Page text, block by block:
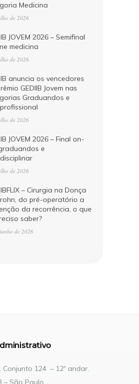
Medicina
de 2026
JOVEM 2026 – Semifinal
medicina
de 2026
anuncia os vencedores
GEDIIB Jovem nas
Graduandos e
de 2026
JOVEM 2026 – Final on-
e
de 2026
– Cirurgia na Donça
do pré-operatório a
da recorrência, o que
saber?
de 2026
Conjunto 124 – 12º andar.
– São Paulo